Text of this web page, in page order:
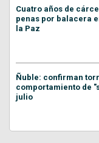
Cuatro años de
penas por balacera
la Paz
Ñuble: confirman
comportamiento de
julio